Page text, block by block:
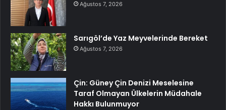
Ağustos 7, 2026
Sarıgöl’de Yaz Meyvelerinde Bereket
Ağustos 7, 2026
Çin: Güney Çin Denizi Meselesine
Taraf Olmayan Ülkelerin Müdahale
Hakkı Bulunmuyor